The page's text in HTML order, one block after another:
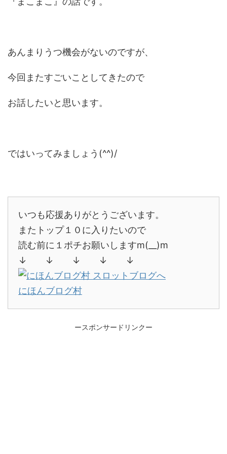
あんまりうつ機会がないのですが、
今回またすごいことしてきたので
お話したいと思います。
ではいってみましょう(^^)/
いつも応援ありがとうございます。
またトップ１０に入りたいので
読む前に１ポチお願いしますm(__)m
↓ ↓ ↓ ↓ ↓
にほんブログ村
ースポンサードリンクー